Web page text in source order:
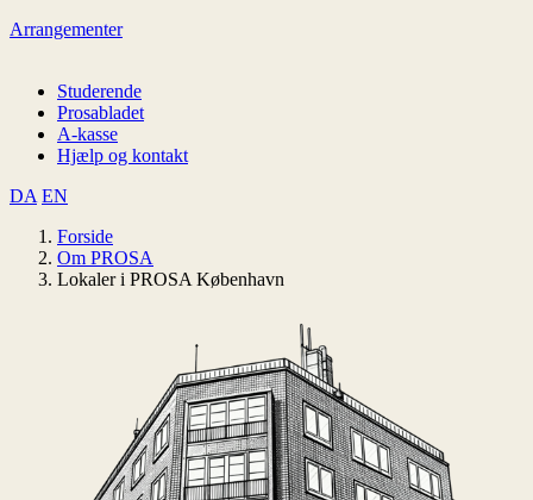
Arrangementer
Studerende
Prosabladet
A-kasse
Hjælp og kontakt
DA EN
Forside
Om PROSA
Lokaler i PROSA København